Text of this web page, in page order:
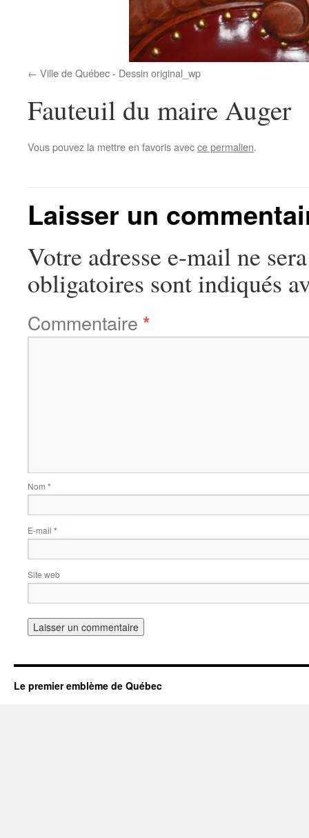
Ville de Québec - Dessin original_wp
Fauteuil du maire Auger
Vous pouvez la mettre en favoris avecce permalien.
Laisser un
Votre adresse e-mail ne
obligatoires sont indiqués
Commentaire *
Nom *
E-mail *
Site web
Le premier emblème de Québec